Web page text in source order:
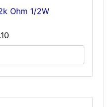
Ohm 1/2W